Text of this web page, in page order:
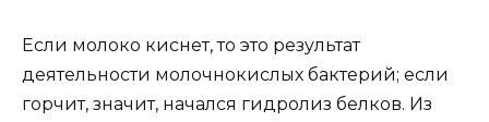
Если молоко киснет, то это результат
деятельности молочнокислых бактерий; если
горчит, значит, начался гидролиз белков. Из